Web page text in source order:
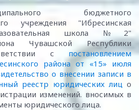
бюджетного
учреждения "Ибресинская
школа №2"
Чувашской Республики
с постановлением
района от «15» июля
о внесении записи в
реестр юридических лиц о
изменений. вносимых в
юридического лица.